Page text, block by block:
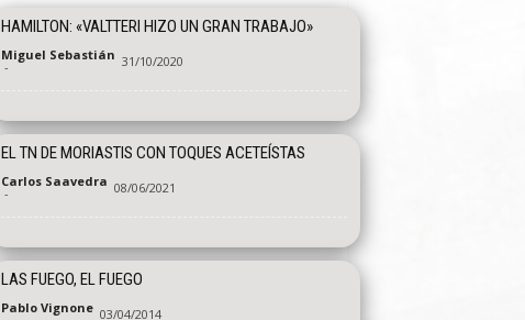
HAMILTON: «VALTTERI HIZO UN GRAN TRABAJO»
Miguel Sebastián
- 31/10/2020
EL TN DE MORIASTIS CON TOQUES ACETEÍSTAS
Carlos Saavedra
- 08/06/2021
LAS FUEGO, EL FUEGO
Pablo Vignone 03/04/2014